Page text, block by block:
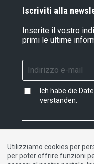
Iscriviti alla
Inserite il vostro
primi le ultime
Ich habe die
verstanden.
Contatto
Utilizziamo cookies per
per poter offrire funzioni